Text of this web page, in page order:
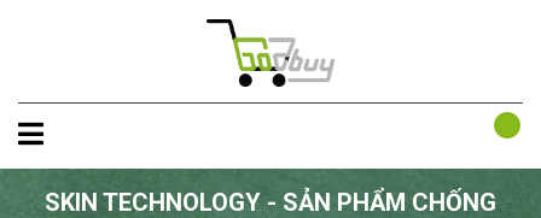
SKIN TECHNOLOGY - SẢN PHẨM CHỐNG